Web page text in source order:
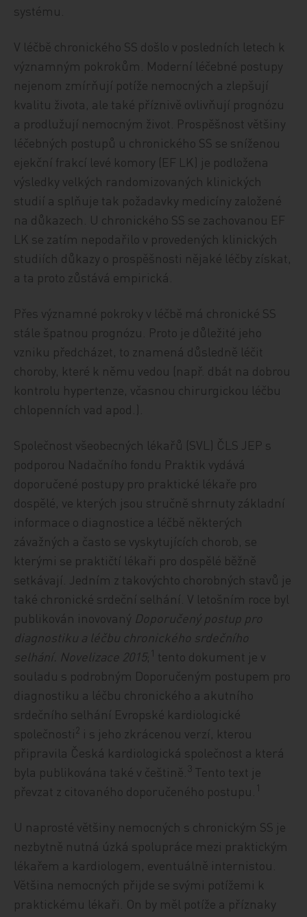
systému.
V léčbě chronického SS došlo v posledních letech k
významným pokrokům. Moderní léčebné postupy
nejenom zmírňují potíže nemocných a zlepšují
kvalitu života, ale také příznivě ovlivňují prognózu
a prodlužují nemocným život. Prospěšnost většiny
léčebných postupů u chronického SS se sníženou
ejekční frakcí levé komory (EF LK) je podložena
výsledky velkých randomizovaných klinických
studií a splňuje tak požadavky medicíny založené
na důkazech. U chronického SS se zachovanou EF
LK se zatím nepodařilo v provedených klinických
studiích důkazy o prospěšnosti nějaké léčby získat,
a ta proto zůstává empirická.
Přes významné pokroky v léčbě má chronické SS
stále špatnou prognózu. Proto je důležité jeho
vzniku předcházet, to znamená důsledně léčit
choroby, které k němu vedou (např. dbát na dobrou
kontrolu hypertenze, včasnou chirurgickou léčbu
chlopenních vad apod.).
Společnost všeobecných lékařů (SVL) ČLS JEP s
podporou Nadačního fondu Praktik vydává
doporučené postupy pro praktické lékaře pro
dospělé, ve kterých jsou stručně shrnuty základní
informace o diagnostice a léčbě některých
závažných a často se vyskytujících chorob, se
kterými se praktičtí lékaři pro dospělé běžně
setkávají. Jedním z takovýchto chorobných stavů je
také chronické srdeční selhání. V letošním roce byl
publikován inovovaný Doporučený postup pro
diagnostiku a léčbu chronického srdečního
selhání. Novelizace 2015; 1 tento dokument je v
souladu s podrobným Doporučeným postupem pro
diagnostiku a léčbu chronického a akutního
srdečního selhání Evropské kardiologické
společnosti 2 i s jeho zkrácenou verzí, kterou
připravila Česká kardiologická společnost a která
byla publikována také v češtině. 3 Tento text je
převzat z citovaného doporučeného postupu.
1
U naprosté většiny nemocných s chronickým SS je
nezbytně nutná úzká spolupráce mezi praktickým
lékařem a kardiologem, eventuálně internistou.
Většina nemocných přijde se svými potížemi k
praktickému lékaři. On by měl potíže a příznaky